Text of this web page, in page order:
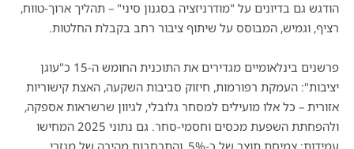
הודגש גם בדיונים על "מודרניזציה בסגנון סיני" – תהליך ארוך-טווח,
רציף, וגמיש, המבוסס על שיתוף ציבור רחב בקבלת החלטות.
פרשנים בינלאומיים מגדירים את התוכנית החומש ה-15 כ"עוגן
יציבות": העמקת רפורמות, חיזוק סביבות השקעה, האצת קישוריות
אזורית – כל אלו מועילים למסחר גלובלי, לגיוון שרשראות אספקה,
ולהפחתת השפעת מכסים וחסמי-סחר. גם נתוני 2025 המחישו